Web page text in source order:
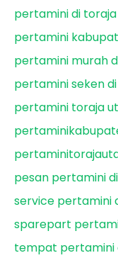
pertamini di
pertamini
pertamini murah
pertamini seken
pertamini toraja
pesan pertamini
service pertamini
sparepart
tempat pertamini